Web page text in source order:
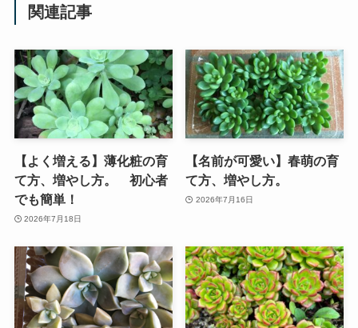
関連記事
【よく増える】薄化粧の育
て方、増やし方。 初心者
でも簡単！
2026年7月18日
【名前が可愛い】春萌の育
て方、増やし方。
2026年7月16日